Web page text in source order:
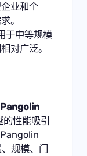
业和个
。
于中等规模
对广泛。
Pangolin
性能吸引
规模、门